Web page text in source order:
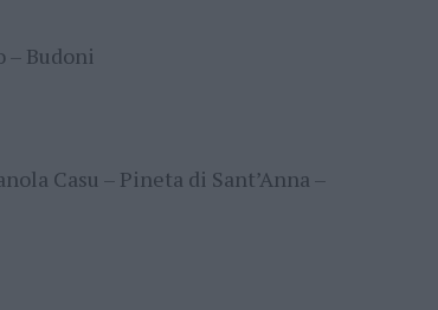
– Budoni
Casu – Pineta di Sant’Anna –